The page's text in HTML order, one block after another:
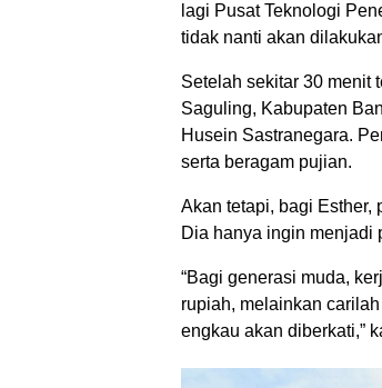
lagi Pusat Teknologi
tidak nanti akan
Setelah sekitar 30 menit
Saguling, Kabupaten
Husein Sastranegara.
serta beragam pujian.
Akan tetapi, bagi Esther,
Dia hanya ingin menjadi
“Bagi generasi muda,
rupiah, melainkan
engkau akan diberkati,”